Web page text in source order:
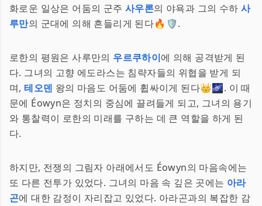
화로운 일상은 어둠의 군주 사우론의 야욕과 그의 수하사
루만의 군대에 의해 흔들리게 된다🔥🛡️.
로한의 평원은 사루만의 우르쿠하이에 의해 공격받게 된
다. 그녀의 고향 에도라스는 침략자들의 위협을 받게 되
며,테오덴 왕의 마음도 어둠에 휩싸이게 된다👑🌌. 이 때
문에 Éowyn은 정치의 중심에 끌려들게 되고, 그녀의 용기
와 통찰력이 로한의 미래를 구하는 데 큰 역할을 하게 된
다.
하지만, 전쟁의 그림자 아래에서도 Éowyn의 마음속에는
또 다른 전투가 있었다. 그녀의 마음 속 깊은 곳에는 아라
곤에 대한 감정이 자리잡고 있었다. 아라곤과의 복잡한 감